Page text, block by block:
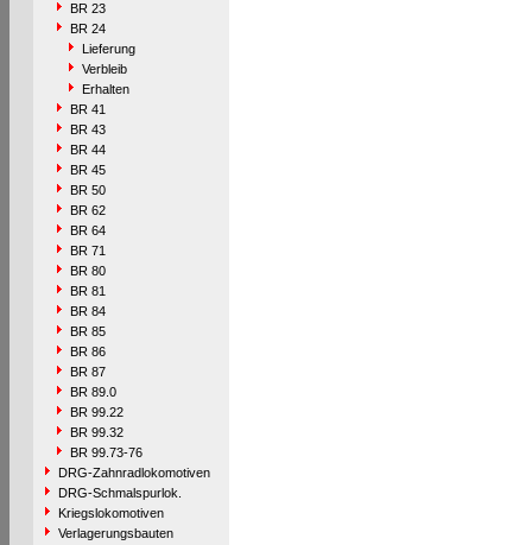
BR 23
BR 24
Lieferung
Verbleib
Erhalten
BR 41
BR 43
BR 44
BR 45
BR 50
BR 62
BR 64
BR 71
BR 80
BR 81
BR 84
BR 85
BR 86
BR 87
BR 89.0
BR 99.22
BR 99.32
BR 99.73-76
DRG-Zahnradlokomotiven
DRG-Schmalspurlok.
Kriegslokomotiven
Verlagerungsbauten